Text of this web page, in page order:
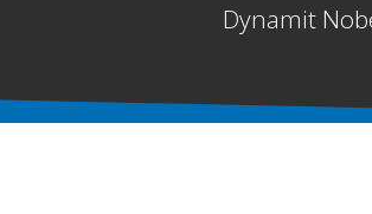
Dynamit